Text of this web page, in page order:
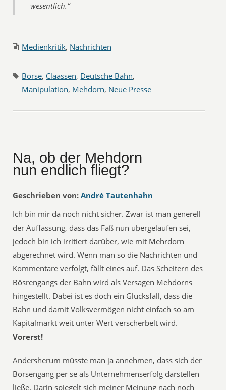
wesentlich.“
Medienkritik, Nachrichten
Börse, Claassen, Deutsche Bahn,
Manipulation, Mehdorn, Neue Presse
Na, ob der Mehdorn
nun endlich fliegt?
Geschrieben von: André Tautenhahn
Ich bin mir da noch nicht sicher. Zwar ist man generell
der Auffassung, dass das Faß nun übergelaufen sei,
jedoch bin ich irritiert darüber, wie mit Mehrdorn
abgerechnet wird. Wenn man so die Nachrichten und
Kommentare verfolgt, fällt eines auf. Das Scheitern des
Bösrengangs der Bahn wird als Versagen Mehdorns
hingestellt. Dabei ist es doch ein Glücksfall, dass die
Bahn und damit Volksvermögen nicht einfach so am
Kapitalmarkt weit unter Wert verscherbelt wird.
Vorerst!
Andersherum müsste man ja annehmen, dass sich der
Börsengang per se als Unternehmenserfolg darstellen
ließe. Darin spiegelt sich meiner Meinung nach noch